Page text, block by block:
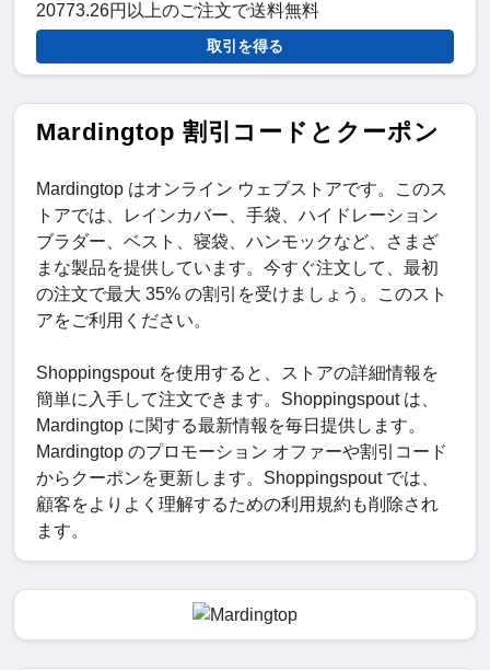
20773.26円以上のご注文で送料無料
取引を得る
Mardingtop 割引コードとクーポン
Mardingtop はオンライン ウェブストアです。このス
トアでは、レインカバー、手袋、ハイドレーション
ブラダー、ベスト、寝袋、ハンモックなど、さまざ
まな製品を提供しています。今すぐ注文して、最初
の注文で最大 35% の割引を受けましょう。このスト
アをご利用ください。
Shoppingspout を使用すると、ストアの詳細情報を
簡単に入手して注文できます。Shoppingspout は、
Mardingtop に関する最新情報を毎日提供します。
Mardingtop のプロモーション オファーや割引コード
からクーポンを更新します。Shoppingspout では、
顧客をよりよく理解するための利用規約も削除され
ます。